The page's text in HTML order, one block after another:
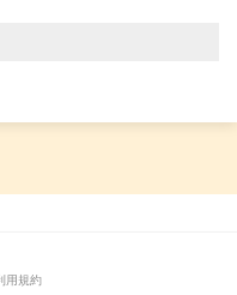
用規約